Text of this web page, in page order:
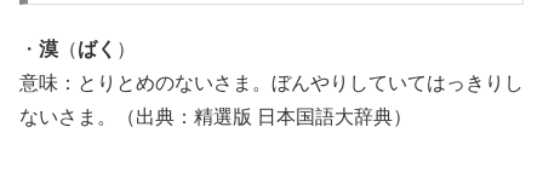
・ 漠 （ばく ）
意味：とりとめのないさま。ぼんやりしていてはっきりし
ないさま。（出典：精選版 日本国語大辞典）